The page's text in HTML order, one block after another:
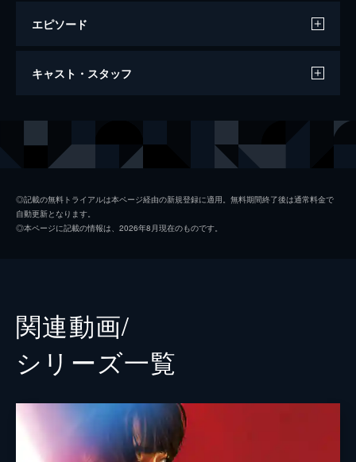
エピソード
メンドウな人々
キャスト・スタッフ
内山由香莉
◎記載の無料トライアルは本ページ経由の新規登録に適用。無料期間終了後は通常料金で
自動更新となります。
◎本ページに記載の情報は、2026年8月現在のものです。
関連動画/
シリーズ⼀覧